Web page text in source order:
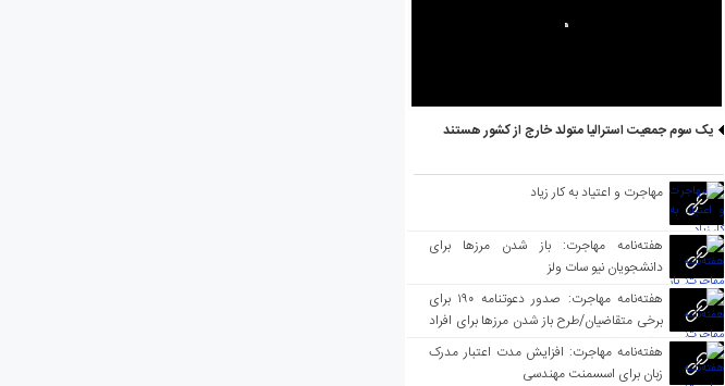
یک سوم جمعیت استرالیا متولد خارج از کشور هستند
مهاجرت و اعتیاد به کار زیاد
هفته‌نامه مهاجرت: باز شدن مرزها برای
دانشجویان نیو سات ولز
هفته‌نامه مهاجرت: صدور دعوتنامه ۱۹۰ برای
برخی متقاضیان/طرح باز شدن مرزها برای افراد
واکسینه شده
هفته‌نامه مهاجرت: افزایش مدت اعتبار مدرک
زبان برای اسسمنت مهندسی